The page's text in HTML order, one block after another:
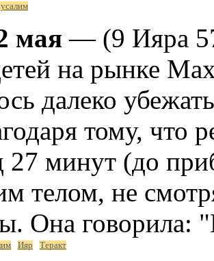
мая — (9 Ияра
на рынке
далеко
тому, что
минут (до
телом, не
Она говорила:
Ияр Теракт